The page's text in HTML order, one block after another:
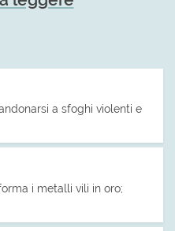
a sfoghi violenti e
i metalli vili in oro;